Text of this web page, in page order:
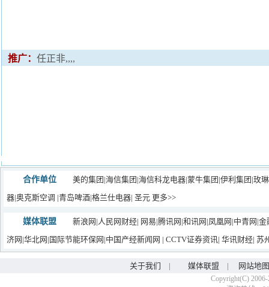
推广： 任正非,,,,
合作单位 美的集团 |海信集团 |海信科龙电器|蒙牛集团|伊利集团 |玫
器|奥克斯空调 |青岛啤酒|格兰仕电器| 圣元 更多>>
媒体联盟 新浪网 |人民网财经| 网易|腾讯网 |和讯网 |凤凰网 |中青网 |金
济网 |华北网 | 国际节能环保网 |中国产经新闻网 | CCTV证券资讯| 华讯财经| 苏
关于我们 | 媒体联盟 | 网站地图
Copyright(C)